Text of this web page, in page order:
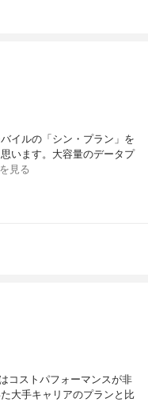
イルの「シン・プラン」を
います。大容量のデータプ
見る
コストパフォーマンスが非
大手キャリアのプランと比